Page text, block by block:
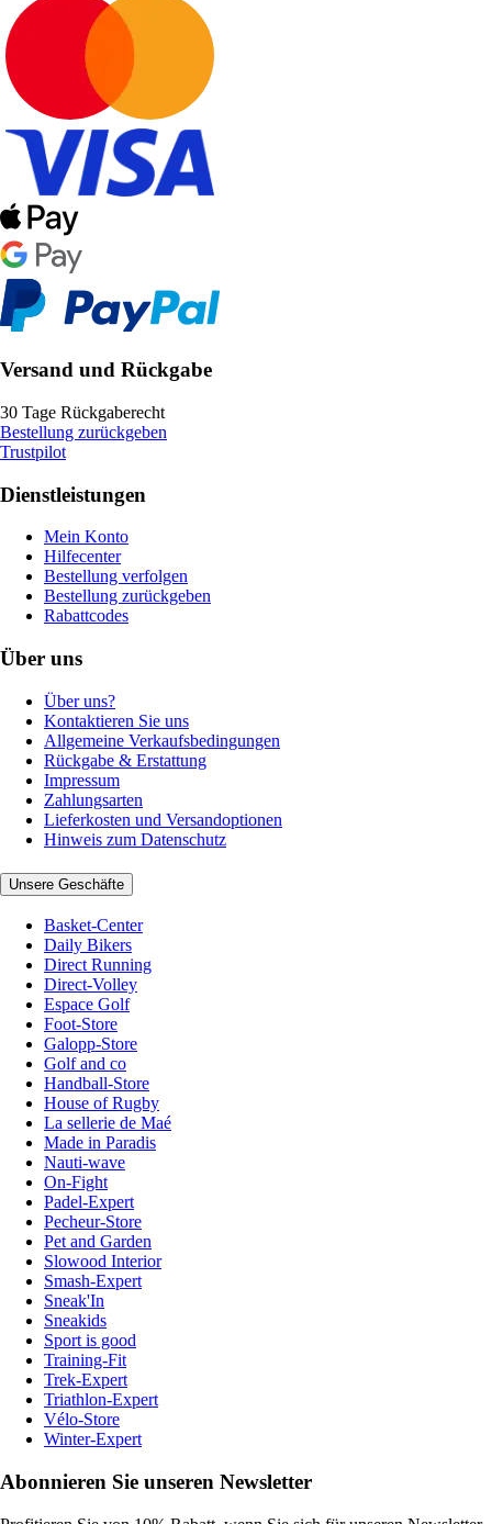
Versand und Rückgabe
30 Tage Rückgaberecht
Bestellung zurückgeben
Trustpilot
Dienstleistungen
Mein Konto
Hilfecenter
Bestellung verfolgen
Bestellung zurückgeben
Rabattcodes
Über uns
Über uns?
Kontaktieren Sie uns
Allgemeine Verkaufsbedingungen
Rückgabe & Erstattung
Impressum
Zahlungsarten
Lieferkosten und Versandoptionen
Hinweis zum Datenschutz
Unsere Geschäfte
Basket-Center
Daily Bikers
Direct Running
Direct-Volley
Espace Golf
Foot-Store
Galopp-Store
Golf and co
Handball-Store
House of Rugby
La sellerie de Maé
Made in Paradis
Nauti-wave
On-Fight
Padel-Expert
Pecheur-Store
Pet and Garden
Slowood Interior
Smash-Expert
Sneak'In
Sneakids
Sport is good
Training-Fit
Trek-Expert
Triathlon-Expert
Vélo-Store
Winter-Expert
Abonnieren Sie unseren Newsletter